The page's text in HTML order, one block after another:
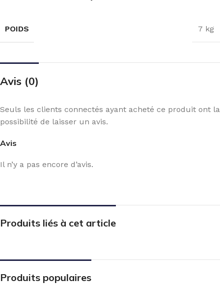
POIDS 7 kg
Avis (0)
Avis
Il n’y a pas encore d’avis.
Seuls les clients connectés ayant acheté ce produit ont la
possibilité de laisser un avis.
Produits liés à cet article
Produits populaires